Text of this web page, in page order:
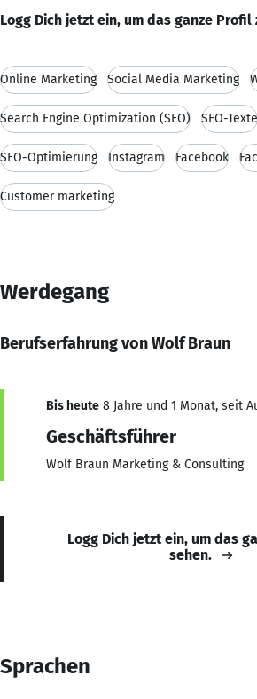
Logg Dich jetzt ein, um das ganze Profil
Online Marketing Social Media Marketing
Search Engine Optimization (SEO) SEO-Texte
SEO-Optimierung Instagram Facebook
Customer marketing
Werdegang
Berufserfahrung von Wolf Braun
Bis heute 8 Jahre und 1 Monat, seit
Geschäftsführer
Wolf Braun Marketing & Consulting
Logg Dich jetzt ein, um das
sehen.
Sprachen